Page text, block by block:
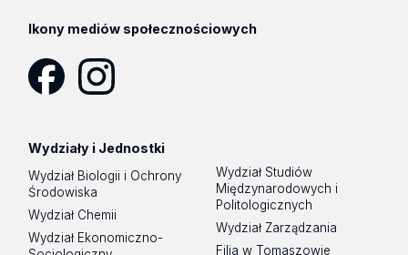
Ikony mediów społecznościowych
Wydziały i Jednostki
Wydział Biologii i Ochrony
Środowiska
Wydział Chemii
Wydział Ekonomiczno-
Wydział Studiów
Międzynarodowych i
Politologicznych
Wydział Zarządzania
Filia w Tomaszowie